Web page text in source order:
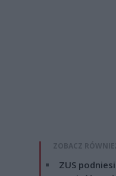
ZOBACZ
ZUS